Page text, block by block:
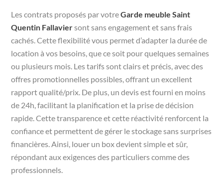
Les contrats proposés par votreGarde meuble Saint
Quentin Fallaviersont sans engagement et sans frais
cachés. Cette flexibilité vous permet d’adapter la durée de
location à vos besoins, que ce soit pour quelques semaines
ou plusieurs mois. Les tarifs sont clairs et précis, avec des
offres promotionnelles possibles, offrant un excellent
rapport qualité/prix. De plus, un devis est fourni en moins
de 24h, facilitant la planification et la prise de décision
rapide. Cette transparence et cette réactivité renforcent la
confiance et permettent de gérer le stockage sans surprises
financières. Ainsi, louer un box devient simple et sûr,
répondant aux exigences des particuliers comme des
professionnels.